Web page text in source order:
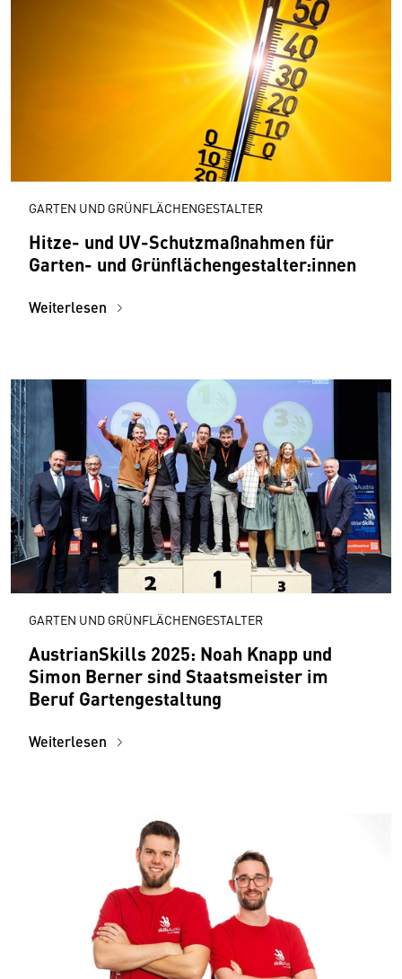
GARTEN UND GRÜNFLÄCHENGESTALTER
Hitze- und UV-Schutzmaßnahmen für
Garten- und Grünflächenge­stalter:innen
Weiterlesen
GARTEN UND GRÜNFLÄCHENGESTALTER
AustrianSkills 2025: Noah Knapp und
Simon Berner sind Staatsmeister im
Beruf Gartengestaltung
Weiterlesen